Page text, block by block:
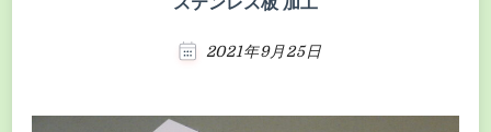
2021年9月25日